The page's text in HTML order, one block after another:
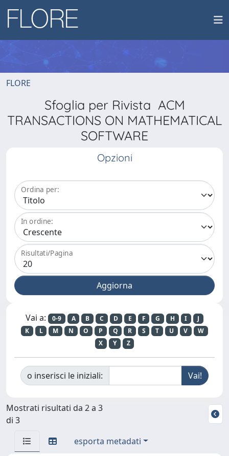
FLORE
Sfoglia per Rivista ACM
TRANSACTIONS ON MATHEMATICAL
SOFTWARE
Opzioni
Ordina per:
In ordine:
Risultati/Pagina
Vai a: 0-9 A B C D E F G H I
J
K
L M N O P Q R S T U V
W
X
Y Z
o inserisci le iniziali:
Mostrati risultati da 2 a 3
di 3
esporta metadati